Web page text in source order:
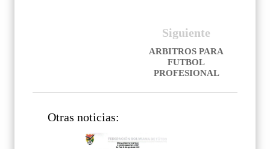
Siguiente
ARBITROS PARA
FUTBOL
PROFESIONAL
Otras noticias: